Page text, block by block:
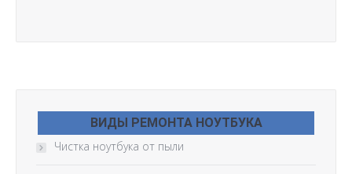
ВИДЫ РЕМОНТА НОУТБУКА
Чистка ноутбука от пыли